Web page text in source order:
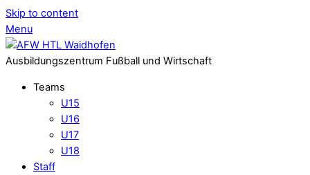
Skip to content
Menu
Ausbildungszentrum Fußball und Wirtschaft
Teams
U15
U16
U17
U18
Staff